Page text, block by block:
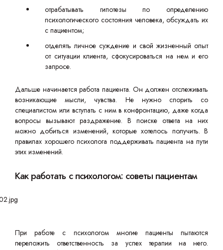
отрабатывать гипотезы по определению
психологического состояния человека, обсуждать их
с пациентом;
отделять личное суждение и свой жизненный опыт
от ситуации клиента, сфокусироваться на нем и его
запросе.
Дальше начинается работа пациента. Он должен отслеживать
возникающие мысли, чувства. Не нужно спорить со
специалистом или вступать с ним в конфронтацию, даже когда
вопросы вызывают раздражение. В поиске ответа на них
можно добиться изменений, которые хотелось получить. В
правилах хорошего психолога поддерживать пациента на пути
этих изменений.
Как работать с психологом: советы пациентам
При работе с психологом многие пациенты пытаются
переложить ответственность за успех терапии на него.